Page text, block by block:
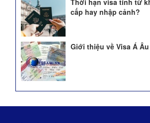
Thời hạn visa tính từ
cấp hay nhập cảnh?
Giới thiệu về Visa Á Âu